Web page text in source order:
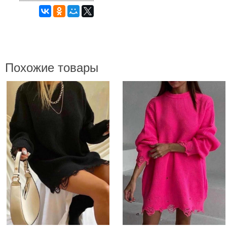
Похожие товары